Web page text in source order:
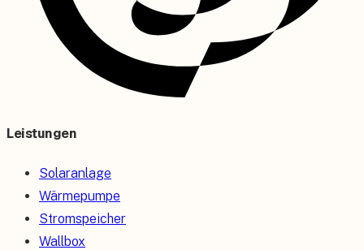
Leistungen
Solaranlage
Wärmepumpe
Stromspeicher
Wallbox